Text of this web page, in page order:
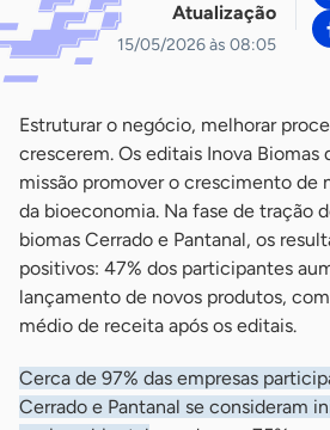
Atualização
15/05/2026 às 08:05
Estruturar o negócio, melhorar
crescerem. Os editais Inova
missão promover o crescimento de
da bioeconomia. Na fase de tração
biomas Cerrado e Pantanal, os
positivos: 47% dos participantes
lançamento de novos produtos,
médio de receita após os editais.
Cerca de 97% das empresas
Cerrado e Pantanal se consideram